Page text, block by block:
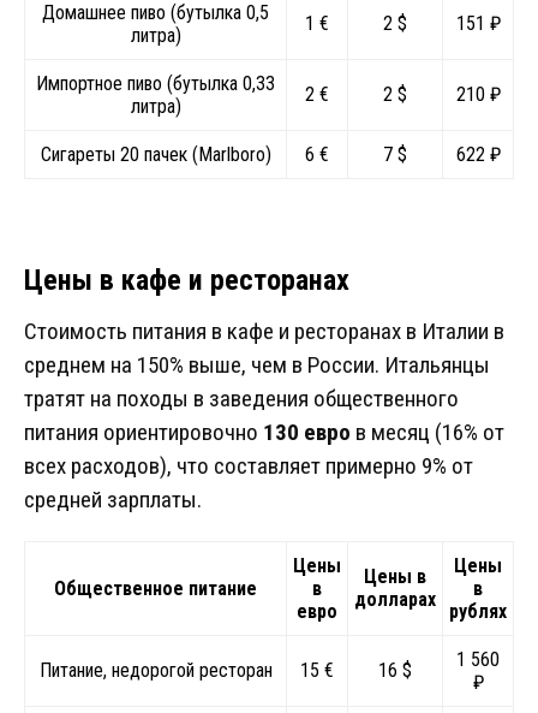
Домашнее пиво (бутылка 0,5
литра)
1 € 2 $ 151 ₽
Импортное пиво (бутылка 0,33
литра)
2 € 2 $ 210 ₽
Сигареты 20 пачек (Marlboro) 6 € 7 $ 622 ₽
Цены в кафе и ресторанах
Стоимость питания в кафе и ресторанах в Италии в
среднем на 150% выше, чем в России. Итальянцы
тратят на походы в заведения общественного
питания ориентировочно 130 евро в месяц (16% от
всех расходов), что составляет примерно 9% от
средней зарплаты.
Общественное питание
Цены
в
евро
Цены в
долларах
Цены
в
рублях
Питание, недорогой ресторан 15 € 16 $
1 560
₽